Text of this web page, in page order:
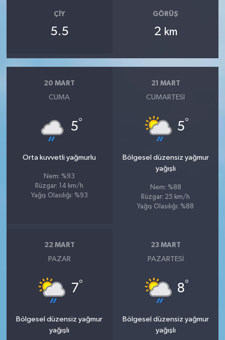
ÇIY
5.5
GÖRÜŞ
2 km
20 MART
CUMA
5°
Orta kuvvetli yağmurlu
Nem: %93
Rüzgar: 14 km/h
Yağış Olasılığı: %93
21 MART
CUMARTESI
5°
Bölgesel düzensiz yağmur
yağışlı
Nem: %88
Rüzgar: 25 km/h
Yağış Olasılığı: %88
22 MART
PAZAR
7°
Bölgesel düzensiz yağmur
yağışlı
23 MART
PAZARTESI
8°
Bölgesel düzensiz yağmur
yağışlı